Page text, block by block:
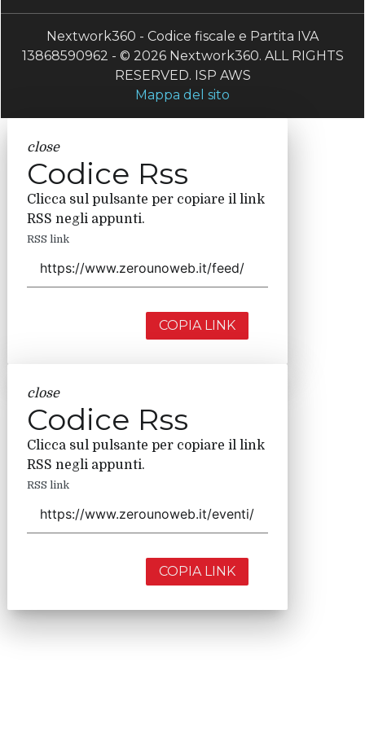
Nextwork360 - Codice fiscale e Partita IVA
13868590962 - © 2026 Nextwork360. ALL RIGHTS
RESERVED. ISP AWS
Mappa del sito
close
Codice Rss
Clicca sul pulsante per copiare il link
RSS negli appunti.
RSS link
COPIA LINK
close
Codice Rss
Clicca sul pulsante per copiare il link
RSS negli appunti.
RSS link
COPIA LINK